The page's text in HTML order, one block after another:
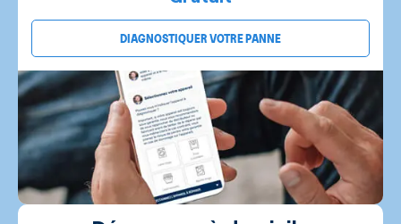
DIAGNOSTIQUER VOTRE PANNE